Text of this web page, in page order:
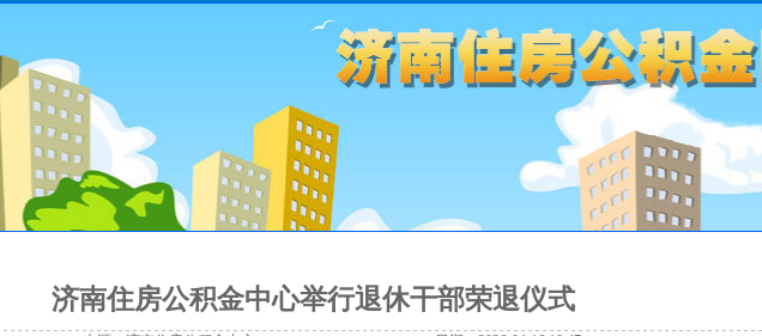
济南住房公积金中心举行退休干部荣退仪式